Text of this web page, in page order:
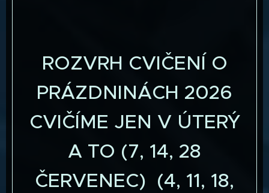
ROZVRH CVIČENÍ O
PRÁZDNINÁCH 2026
CVIČÍME JEN V ÚTERÝ
A TO (7, 14, 28
ČERVENEC) (4, 11, 18,